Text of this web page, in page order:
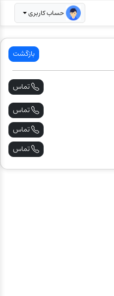
حساب کاربری
بازگشت
تماس
تماس
تماس
تماس